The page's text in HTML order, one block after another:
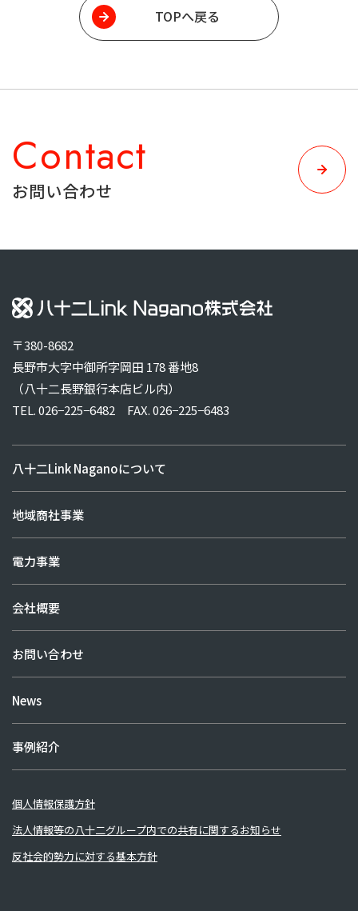
TOPへ戻る
Contact
お問い合わせ
〒380-8682
長野市大字中御所字岡田 178 番地8
（八十二長野銀行本店ビル内）
TEL. 026−225−6482
FAX. 026−225−6483
八十二Link Naganoについて
地域商社事業
電力事業
会社概要
お問い合わせ
News
事例紹介
個人情報保護方針
法人情報等の八十二グループ内での共有に関するお知らせ
反社会的勢力に対する基本方針